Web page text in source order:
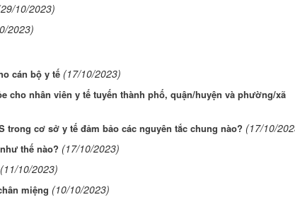
10/2023)
2023)
cán bộ y tế (17/10/2023)
cho nhân viên y tế tuyến thành phố, quận/huyện và phường/xã
cơ sở y tế đảm bảo các nguyên tắc chung nào? (17/10/
thế nào? (17/10/2023)
(11/10/2023)
miệng (10/10/2023)